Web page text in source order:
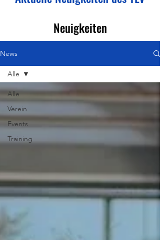
Neuigkeiten
News
Alle
Verein
Events
Training
Alle